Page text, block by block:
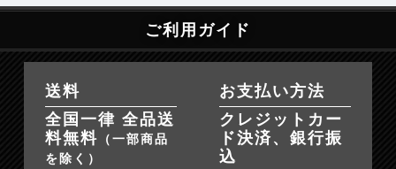
ご利用ガイド
送料
全国一律 全品送
料無料 （一部商品
を除く）
お支払い方法
クレジットカー
ド決済、銀行振
込